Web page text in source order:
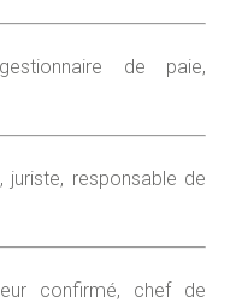
de paie,
juriste, responsable de
confirmé, chef de